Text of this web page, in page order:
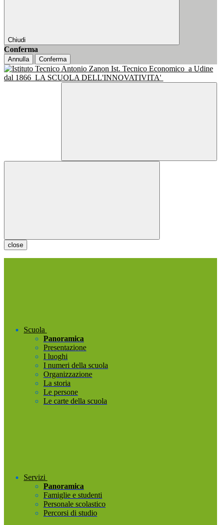
Chiudi
Conferma
Annulla Conferma
Ist. Tecnico Economico a Udine
dal 1866 LA SCUOLA DELL'INNOVATIVITA'
close
Scuola
Panoramica
Presentazione
I luoghi
I numeri della scuola
Organizzazione
La storia
Le persone
Le carte della scuola
Servizi
Panoramica
Famiglie e studenti
Personale scolastico
Percorsi di studio